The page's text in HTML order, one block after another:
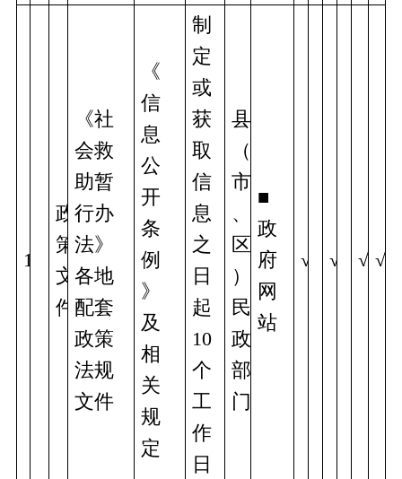
1
政
策
文
件
《社
会救
助暂
行办
法》
各地
配套
政策
法规
文件
《
信
息
公
开
条
例
》
及
相
关
规
定
制
定
或
获
取
信
息
之
日
起
10
个
工
作
日
县
（
市
、
区
）
民
政
部
门
■
政
府
网
站
√ √ √ √